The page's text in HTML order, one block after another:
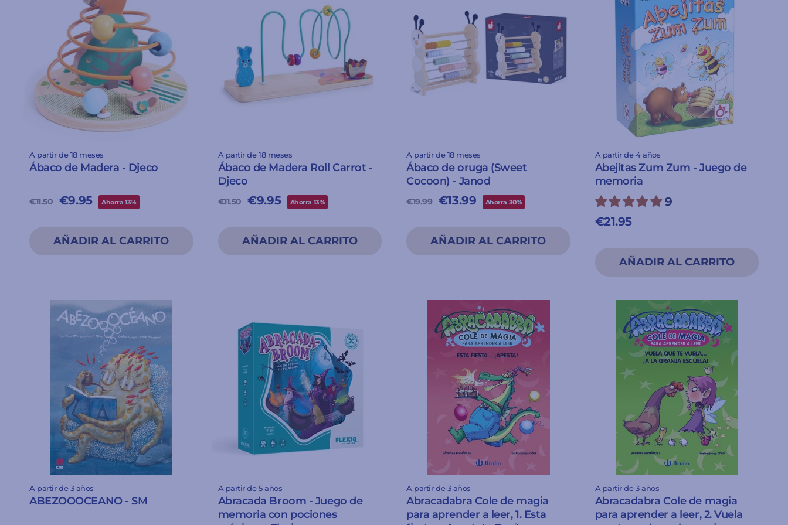
A partir de 18 meses
Ábaco de Madera - Djeco
Precio
€11.50
Precio
€9.95 Ahorra 13%
A partir de 18 meses
Ábaco de Madera Roll Carrot -
Djeco
Precio
€11.50 Precio
€9.95 Ahorra 13%
A partir de 18 meses
Ábaco de oruga (Sweet
Cocoon) - Janod
Precio
€19.99 Precio
€13.99 Ahorra 30%
A partir de 4 años
Abejitas Zum Zum - Juego de
memoria
9
€21.95
A partir de 3 años
ABEZOOOCEANO - SM
A partir de 5 años
Abracada Broom - Juego de
memoria con pociones
A partir de 3 años
Abracadabra Cole de magia
para aprender a leer, 1. Esta
A partir de 3 años
Abracadabra Cole de magia
para aprender a leer, 2. Vuela